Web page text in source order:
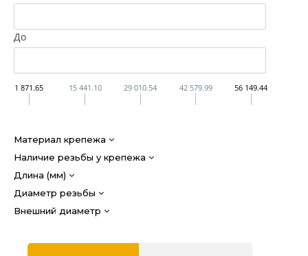
До
1 871.65 15 441.10 29 010.54 42 579.99 56 149.44
Материал крепежа
Наличие резьбы у крепежа
Длина (мм)
Диаметр резьбы
Внешний диаметр